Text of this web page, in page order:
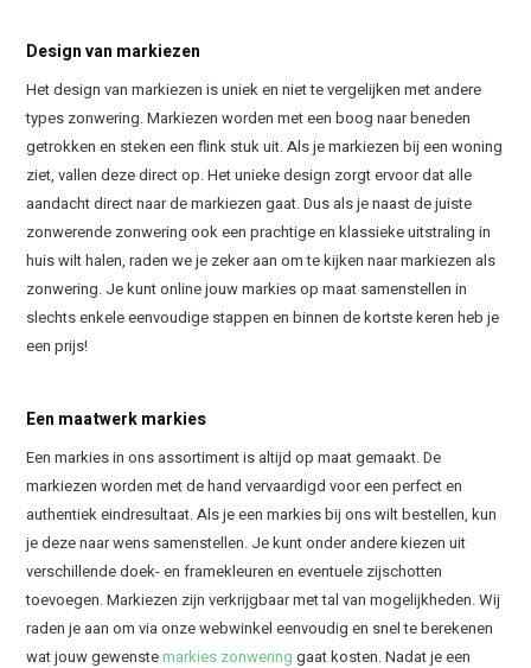
Design van markiezen
Het design van markiezen is uniek en niet te vergelijken met andere
types zonwering. Markiezen worden met een boog naar beneden
getrokken en steken een flink stuk uit. Als je markiezen bij een woning
ziet, vallen deze direct op. Het unieke design zorgt ervoor dat alle
aandacht direct naar de markiezen gaat. Dus als je naast de juiste
zonwerende zonwering ook een prachtige en klassieke uitstraling in
huis wilt halen, raden we je zeker aan om te kijken naar markiezen als
zonwering. Je kunt online jouw markies op maat samenstellen in
slechts enkele eenvoudige stappen en binnen de kortste keren heb je
een prijs!
Een maatwerk markies
Een markies in ons assortiment is altijd op maat gemaakt. De
markiezen worden met de hand vervaardigd voor een perfect en
authentiek eindresultaat. Als je een markies bij ons wilt bestellen, kun
je deze naar wens samenstellen. Je kunt onder andere kiezen uit
verschillende doek- en framekleuren en eventuele zijschotten
toevoegen. Markiezen zijn verkrijgbaar met tal van mogelijkheden. Wij
raden je aan om via onze webwinkel eenvoudig en snel te berekenen
wat jouw gewenstemarkies zonwering gaat kosten. Nadat je een